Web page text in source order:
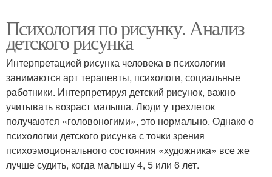
Психология по рисунку. Анализ
детского рисунка
Интерпретацией рисунка человека в психологии
занимаются арт терапевты, психологи, социальные
работники. Интерпретируя детский рисунок, важно
учитывать возраст малыша. Люди у трехлеток
получаются «головоногими», это нормально. Однако о
психологии детского рисунка с точки зрения
психоэмоционального состояния «художника» все же
лучше судить, когда малышу 4, 5 или 6 лет.